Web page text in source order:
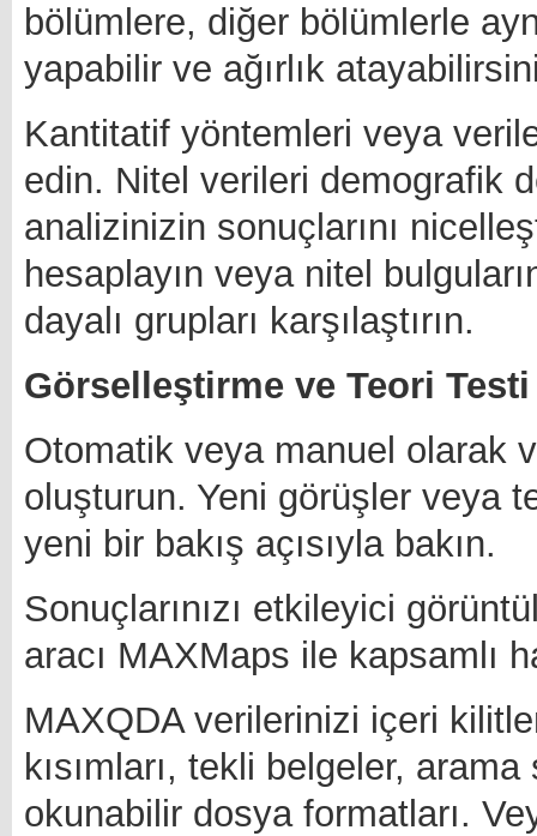
bölümlere, diğer bölümlerle
yapabilir ve ağırlık
Kantitatif yöntemleri veya
edin. Nitel verileri demografik
analizinizin sonuçlarını
hesaplayın veya nitel
dayalı grupları karşılaştırın.
Görselleştirme ve Teori Testi
Otomatik veya manuel olarak
oluşturun. Yeni görüşler veya
yeni bir bakış açısıyla bakın.
Sonuçlarınızı etkileyici
aracı MAXMaps ile kapsamlı
MAXQDA verilerinizi içeri
kısımları, tekli belgeler,
okunabilir dosya formatları.